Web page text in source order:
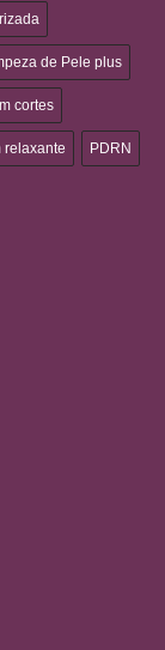
de Pele plus
cortes
relaxante PDRN